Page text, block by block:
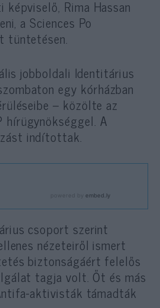
Rima Hassan
a Sciences Po
tüntetésen.
jobboldali Identitárius
egy kórházban
– közölte az
hírügynökséggel. A
indítottak.
csoport szerint
nézeteiről ismert
biztonságáért felelős
tagja volt. Őt és más
aktivisták támadták